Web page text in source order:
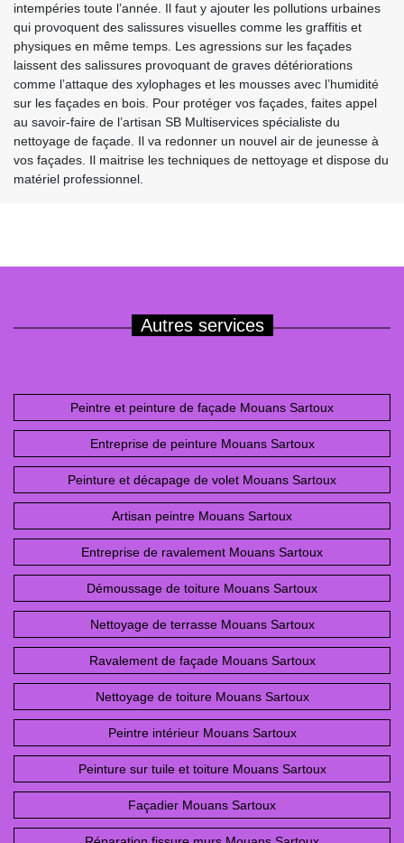
intempéries toute l’année. Il faut y ajouter les pollutions urbaines
qui provoquent des salissures visuelles comme les graffitis et
physiques en même temps. Les agressions sur les façades
laissent des salissures provoquant de graves détériorations
comme l’attaque des xylophages et les mousses avec l’humidité
sur les façades en bois. Pour protéger vos façades, faites appel
au savoir-faire de l’artisan SB Multiservices spécialiste du
nettoyage de façade. Il va redonner un nouvel air de jeunesse à
vos façades. Il maitrise les techniques de nettoyage et dispose du
matériel professionnel.
Autres services
Peintre et peinture de façade Mouans Sartoux
Entreprise de peinture Mouans Sartoux
Peinture et décapage de volet Mouans Sartoux
Artisan peintre Mouans Sartoux
Entreprise de ravalement Mouans Sartoux
Démoussage de toiture Mouans Sartoux
Nettoyage de terrasse Mouans Sartoux
Ravalement de façade Mouans Sartoux
Nettoyage de toiture Mouans Sartoux
Peintre intérieur Mouans Sartoux
Peinture sur tuile et toiture Mouans Sartoux
Façadier Mouans Sartoux